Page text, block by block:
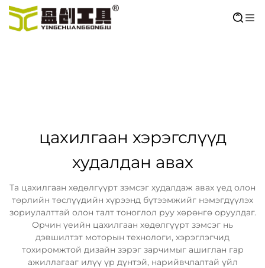
цахилгаан хэрэгслүүд
худалдан авах
Та цахилгаан хөдөлгүүрт зэмсэг худалдаж авах үед олон
төрлийн төслүүдийн хүрээнд бүтээмжийг нэмэгдүүлэх
зориулалттай олон талт тоноглол руу хөрөнгө оруулдаг.
Орчин үеийн цахилгаан хөдөлгүүрт зэмсэг нь
дэвшилтэт моторын технологи, хэрэглэгчид
тохиромжтой дизайн зэрэг зарчимыг ашиглан гар
ажиллагааг илүү үр дүнтэй, нарийвчлалтай үйл